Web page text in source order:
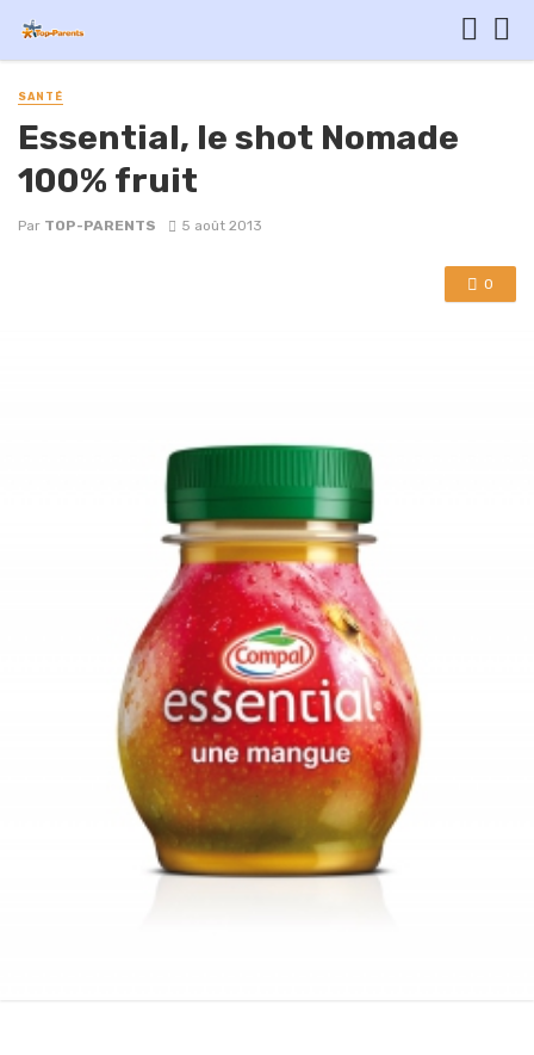
SANTÉ
Essential, le shot Nomade
100% fruit
Par TOP-PARENTS 5 août 2013
0